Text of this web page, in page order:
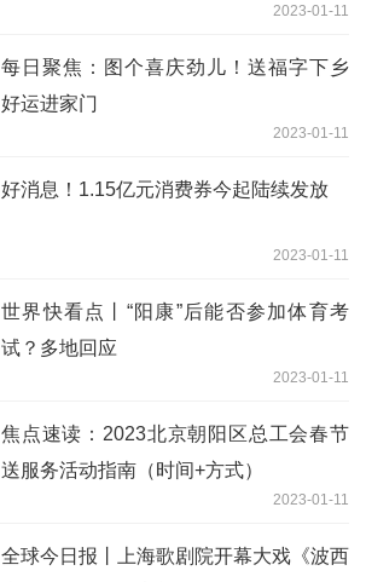
2023-01-11
每日聚焦：图个喜庆劲儿！送福字下乡
好运进家门
2023-01-11
好消息！1.15亿元消费券今起陆续发放
2023-01-11
世界快看点丨“阳康”后能否参加体育考
试？多地回应
2023-01-11
焦点速读：2023北京朝阳区总工会春节
送服务活动指南（时间+方式）
2023-01-11
全球今日报丨上海歌剧院开幕大戏《波西